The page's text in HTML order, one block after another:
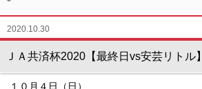
試合結果
想い出アルバム
2020.10.30
ＪＡ共済杯2020【最終日vs安芸リトル】
１０月４日（日）